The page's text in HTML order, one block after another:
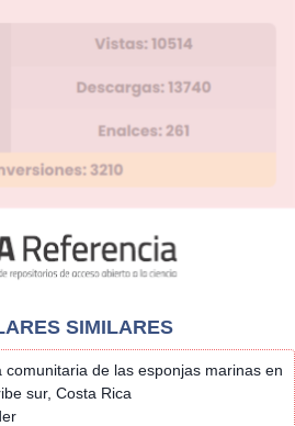
SIMILARES
de las esponjas marinas en
sur, Costa Rica